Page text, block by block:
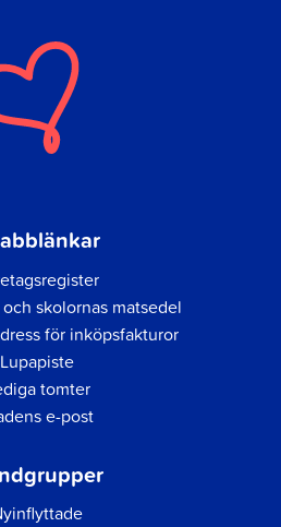
skolornas matsedel
för inköpsfakturor
Lupapiste
tomter
e-post